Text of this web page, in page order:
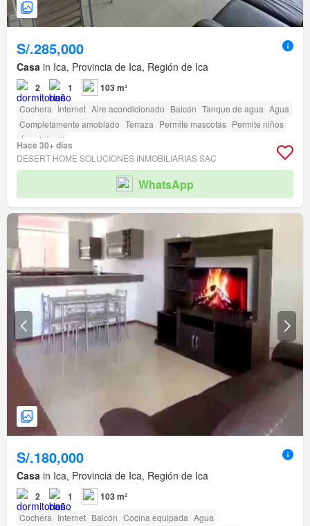
S/.285,000
Casa in Ica, Provincia de Ica, Región de Ica
2 1 103 m²
Cochera Internet Aire acondicionado Balcón Tanque de agua Agua
Completamente amoblado Terraza Permite mascotas Permite niños
Área infantil
Hace 30+ días
DESERT HOME SOLUCIONES INMOBILIARIAS SAC
WhatsApp
S/.180,000
Casa in Ica, Provincia de Ica, Región de Ica
2 1 103 m²
Cochera Internet Balcón Cocina equipada Agua